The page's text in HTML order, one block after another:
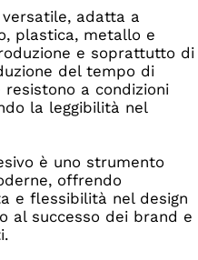
adatta a
plastica, metallo e
e soprattutto di
del tempo di
a condizioni
la leggibilità nel
è uno strumento
offrendo
e flessibilità nel design
al successo dei brand e